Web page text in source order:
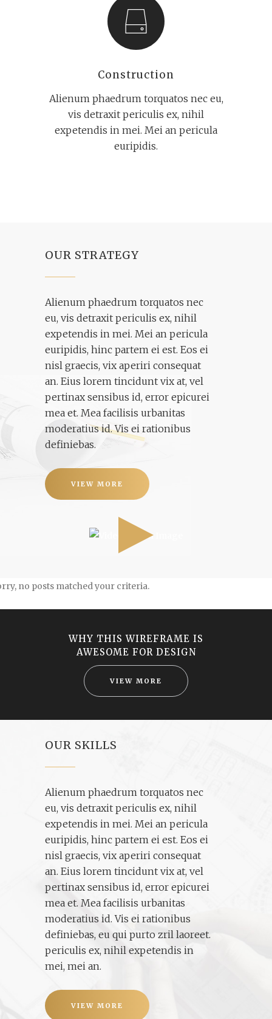
Construction
Alienum phaedrum torquatos nec eu,
vis detraxit periculis ex, nihil
expetendis in mei. Mei an pericula
euripidis.
OUR STRATEGY
Alienum phaedrum torquatos nec
eu, vis detraxit periculis ex, nihil
expetendis in mei. Mei an pericula
euripidis, hinc partem ei est. Eos ei
nisl graecis, vix aperiri consequat
an. Eius lorem tincidunt vix at, vel
pertinax sensibus id, error epicurei
mea et. Mea facilisis urbanitas
moderatius id. Vis ei rationibus
definiebas.
VIEW MORE
no posts matched your criteria.
WHY THIS WIREFRAME IS
AWESOME FOR DESIGN
VIEW MORE
OUR SKILLS
Alienum phaedrum torquatos nec
eu, vis detraxit periculis ex, nihil
expetendis in mei. Mei an pericula
euripidis, hinc partem ei est. Eos ei
nisl graecis, vix aperiri consequat
an. Eius lorem tincidunt vix at, vel
pertinax sensibus id, error epicurei
mea et. Mea facilisis urbanitas
moderatius id. Vis ei rationibus
definiebas, eu qui purto zril laoreet.
periculis ex, nihil expetendis in
mei, mei an.
VIEW MORE